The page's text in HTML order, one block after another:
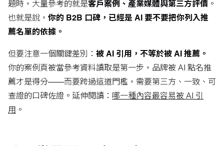
題時，大量參考的就是客戶案例、產業媒體與第三方評價 。
也就是說， 你的 B2B 口碑，已經是 AI 要不要把你列入推
薦名單的依據。
但要注意一個關鍵差別： 被 AI 引用，不等於被 AI 推薦。
你的案例頁被當參考資料讀取是第一步，品牌被 AI 點名推
薦才是得分——而要跨過這道門檻，需要第三方、一致、可
查證的口碑佐證。延伸閱讀： 哪一種內容最容易被 AI 引
用 。